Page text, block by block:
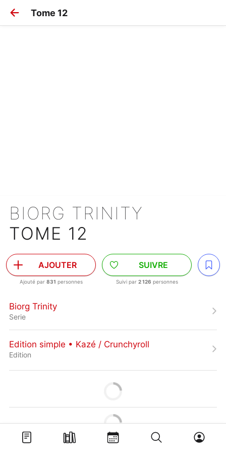
Tome 12
BIORG TRINITY
TOME 12
AJOUTER
Ajouté par 831 personnes
SUIVRE
Suivi par 2 126 personnes
Biorg Trinity
Serie
Edition simple • Kazé / Crunchyroll
Edition